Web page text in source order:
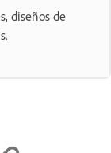
diseños de